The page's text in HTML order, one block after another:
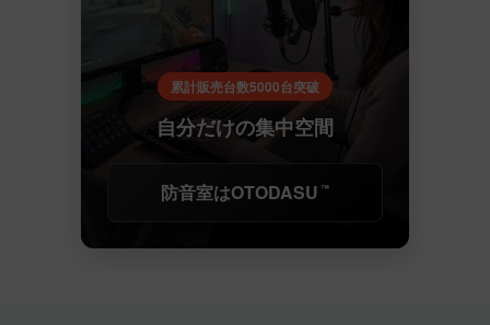
累計販売台数5000台突破
自分だけの集中空間
防音室はOTODASU ™